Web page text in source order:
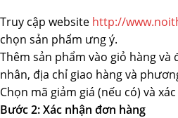
Truy cập website http://
chọn sản phẩm ưng ý.
Thêm sản phẩm vào giỏ hàng và
nhân, địa chỉ giao hàng và
Chọn mã giảm giá (nếu có) và
Bước 2: Xác nhận đơn hàng